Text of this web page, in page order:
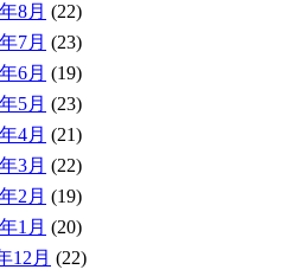
8月 (22)
7月 (23)
6月 (19)
5月 (23)
4月 (21)
3月 (22)
2月 (19)
1月 (20)
12月 (22)